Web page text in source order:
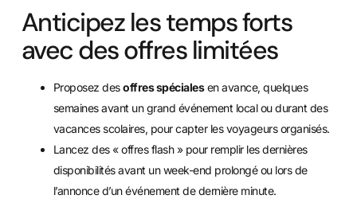
Anticipez les temps forts
avec des offres limitées
Proposez desoffres spécialesen avance, quelques
semaines avant un grand événement local ou durant des
vacances scolaires, pour capter les voyageurs organisés.
Lancez des « offres flash » pour remplir les dernières
disponibilités avant un week-end prolongé ou lors de
l’annonce d’un événement de dernière minute.